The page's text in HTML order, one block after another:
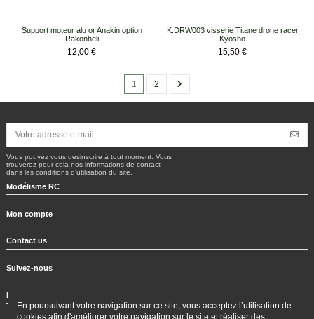
Support moteur alu or Anakin option
Rakonheli
Prix
12,00 €
K.DRW003 visserie Titane drone racer
Kyosho
Prix
15,50 €
1 2
Vous pouvez vous désinscrire à tout moment. Vous
trouverez pour cela nos informations de contact
dans les conditions d'utilisation du site.
Modélisme RC
Mon compte
Contact us
Suivez-nous
Lettre d'information
En poursuivant votre navigation sur ce site, vous acceptez l’utilisation de